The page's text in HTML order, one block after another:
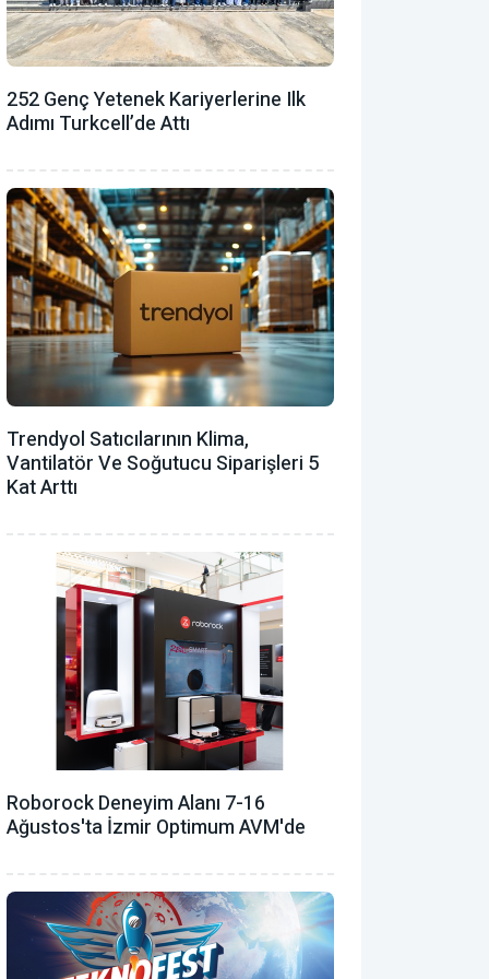
252 Genç Yetenek Kariyerlerine Ilk
Adımı Turkcell’de Attı
Trendyol Satıcılarının Klima,
Vantilatör ‎ve Soğutucu Siparişleri 5
Kat Arttı
Roborock Deneyim Alanı 7-16
Ağustos'ta İzmir Optimum AVM'de